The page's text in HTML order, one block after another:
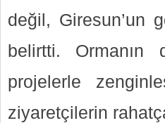
değil, Giresun’un
belirtti. Ormanın
projelerle
ziyaretçilerin